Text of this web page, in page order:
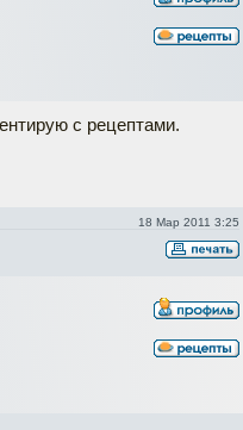
с рецептами.
18 Мар 2011 3:25